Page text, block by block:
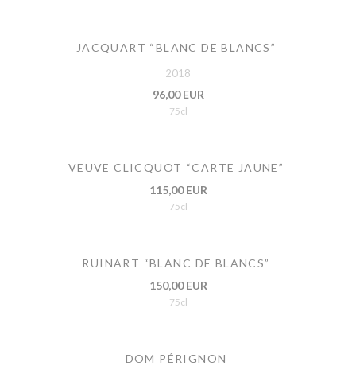
JACQUART “BLANC DE BLANCS”
2018
96,00 EUR
75cl
VEUVE CLICQUOT “CARTE JAUNE”
115,00 EUR
75cl
RUINART “BLANC DE BLANCS”
150,00 EUR
75cl
DOM PÉRIGNON